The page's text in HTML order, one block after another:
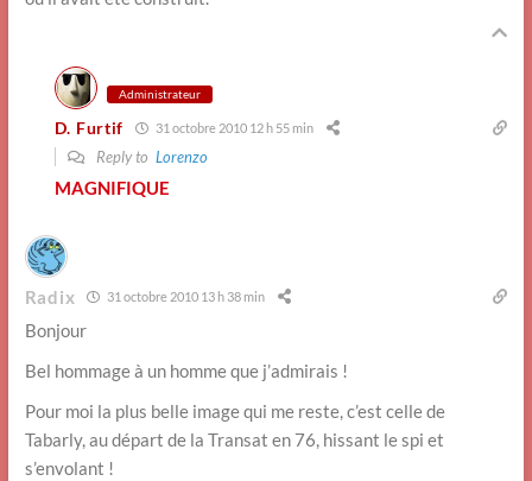
Administrateur
D. Furtif 31 octobre 2010 12 h 55 min
Reply to Lorenzo
MAGNIFIQUE
Radix 31 octobre 2010 13 h 38 min
Bonjour
Bel hommage à un homme que j’admirais !
Pour moi la plus belle image qui me reste, c’est celle de
Tabarly, au départ de la Transat en 76, hissant le spi et
s’envolant !